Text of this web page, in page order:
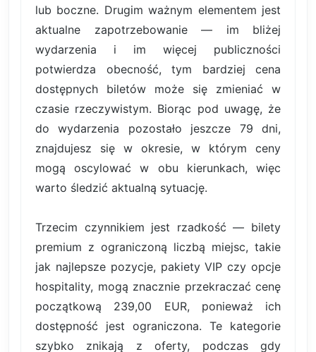
lub boczne. Drugim ważnym elementem jest
aktualne zapotrzebowanie — im bliżej
wydarzenia i im więcej publiczności
potwierdza obecność, tym bardziej cena
dostępnych biletów może się zmieniać w
czasie rzeczywistym. Biorąc pod uwagę, że
do wydarzenia pozostało jeszcze 79 dni,
znajdujesz się w okresie, w którym ceny
mogą oscylować w obu kierunkach, więc
warto śledzić aktualną sytuację.
Trzecim czynnikiem jest rzadkość — bilety
premium z ograniczoną liczbą miejsc, takie
jak najlepsze pozycje, pakiety VIP czy opcje
hospitality, mogą znacznie przekraczać cenę
początkową 239,00 EUR, ponieważ ich
dostępność jest ograniczona. Te kategorie
szybko znikają z oferty, podczas gdy